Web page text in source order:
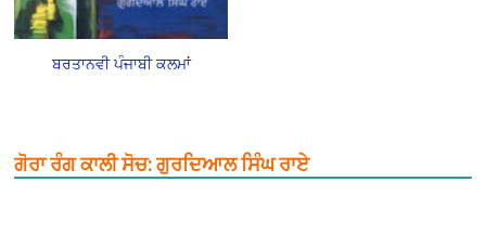
ਬਰਤਾਨਵੀ ਪੰਜਾਬੀ ਕਲਮਾਂ
ਗੋਰਾ ਰੰਗ ਕਾਲੀ ਸੋਚ: ਗੁਰਦਿਆਲ ਸਿੰਘ ਰਾਏ